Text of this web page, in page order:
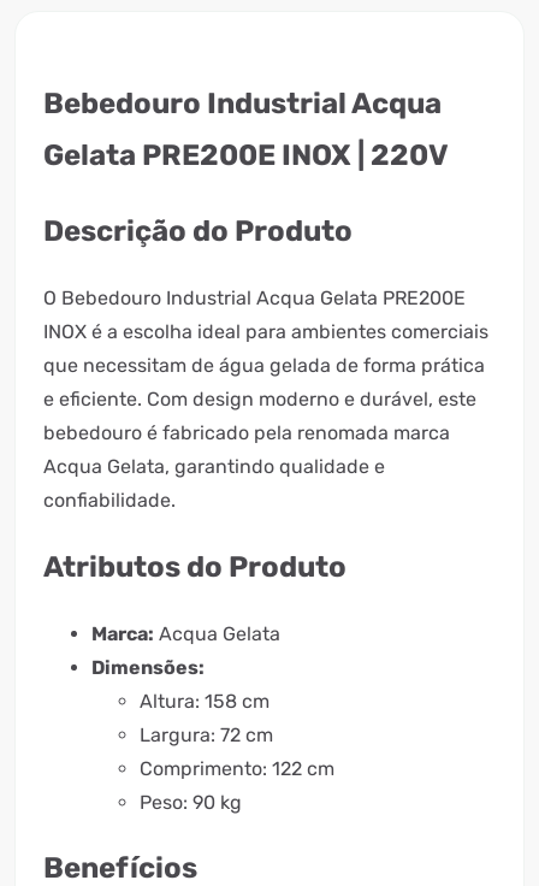
Bebedouro Industrial Acqua
Gelata PRE200E INOX | 220V
Descrição do Produto
O Bebedouro Industrial Acqua Gelata PRE200E
INOX é a escolha ideal para ambientes comerciais
que necessitam de água gelada de forma prática
e eficiente. Com design moderno e durável, este
bebedouro é fabricado pela renomada marca
Acqua Gelata, garantindo qualidade e
confiabilidade.
Atributos do Produto
Marca: Acqua Gelata
Dimensões:
Altura: 158 cm
Largura: 72 cm
Comprimento: 122 cm
Peso: 90 kg
Benefícios